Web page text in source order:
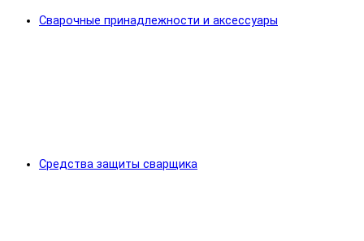
Сварочные принадлежности и аксессуары
Средства защиты сварщика